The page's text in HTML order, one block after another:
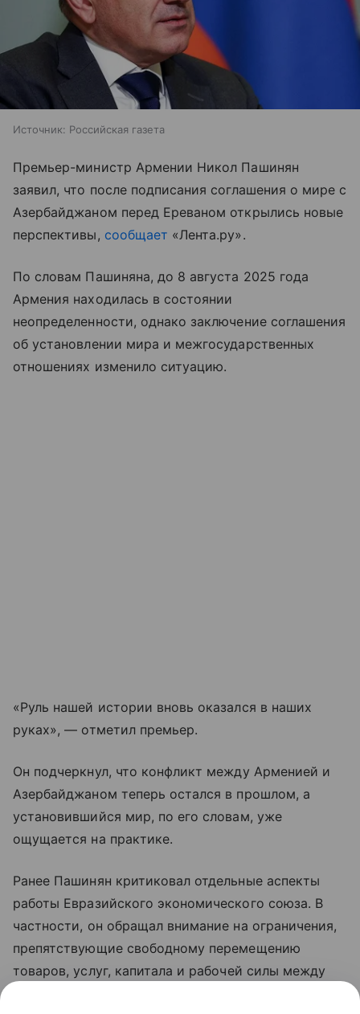
Источник: Российская газета
Премьер-министр Армении Никол Пашинян
заявил, что после подписания соглашения о мире с
Азербайджаном перед Ереваном открылись новые
перспективы, сообщает «Лента.ру».
По словам Пашиняна, до 8 августа 2025 года
Армения находилась в состоянии
неопределенности, однако заключение соглашения
об установлении мира и межгосударственных
отношениях изменило ситуацию.
«Руль нашей истории вновь оказался в наших
руках», — отметил премьер.
Он подчеркнул, что конфликт между Арменией и
Азербайджаном теперь остался в прошлом, а
установившийся мир, по его словам, уже
ощущается на практике.
Ранее Пашинян критиковал отдельные аспекты
работы Евразийского экономического союза. В
частности, он обращал внимание на ограничения,
препятствующие свободному перемещению
товаров, услуг, капитала и рабочей силы между